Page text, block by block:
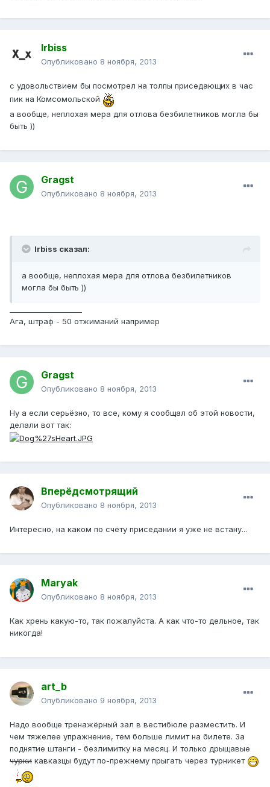
Irbiss
Опубликовано 8 ноября, 2013
с удовольствием бы посмотрел на толпы приседающих в час
пик на Комсомольской
а вообще, неплохая мера для отлова безбилетников могла бы
быть ))
Gragst
Опубликовано 8 ноября, 2013
Irbiss сказал:
а вообще, неплохая мера для отлова безбилетников
могла бы быть ))
Ага, штраф - 50 отжиманий например
Gragst
Опубликовано 8 ноября, 2013
Ну а если серьёзно, то все, кому я сообщал об этой новости,
делали вот так:
Вперёдсмотрящий
Опубликовано 8 ноября, 2013
Интересно, на каком по счёту приседании я уже не встану...
Maryak
Опубликовано 8 ноября, 2013
Как хрень какую-то, так пожалуйста. А как что-то дельное, так
никогда!
art_b
Опубликовано 9 ноября, 2013
Надо вообще тренажёрный зал в вестибюле разместить. И
чем тяжелее упражнение, тем больше лимит на билете. За
поднятие штанги - безлимитку на месяц. И только дрыщавые
чурки кавказцы будут по-прежнему прыгать через турникет